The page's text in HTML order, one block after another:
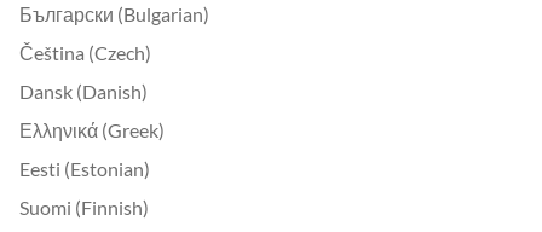
Български (Bulgarian)
Čeština (Czech)
Dansk (Danish)
Ελληνικά (Greek)
Eesti (Estonian)
Suomi (Finnish)